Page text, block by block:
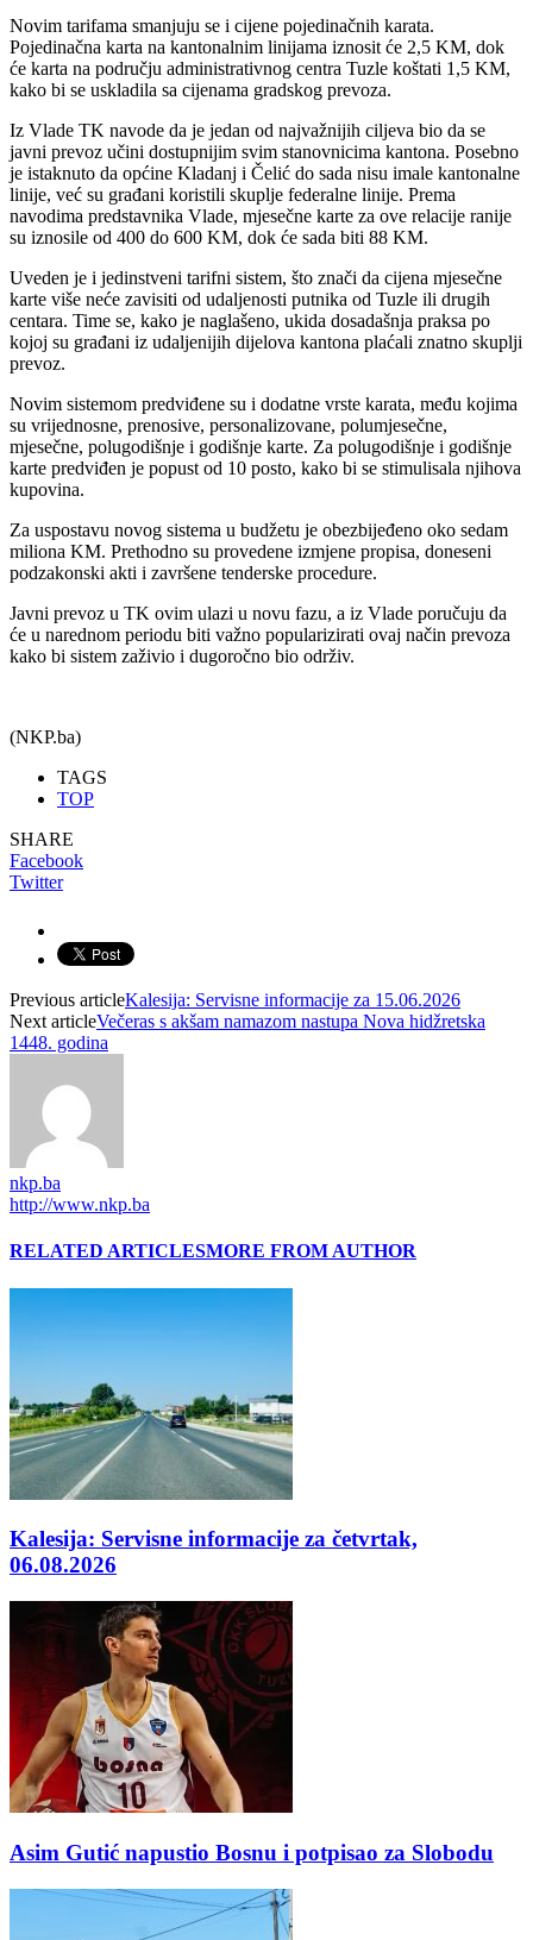
Novim tarifama smanjuju se i cijene pojedinačnih karata.
Pojedinačna karta na kantonalnim linijama iznosit će 2,5 KM, dok
će karta na području administrativnog centra Tuzle koštati 1,5 KM,
kako bi se uskladila sa cijenama gradskog prevoza.
Iz Vlade TK navode da je jedan od najvažnijih ciljeva bio da se
javni prevoz učini dostupnijim svim stanovnicima kantona. Posebno
je istaknuto da općine Kladanj i Čelić do sada nisu imale kantonalne
linije, već su građani koristili skuplje federalne linije. Prema
navodima predstavnika Vlade, mjesečne karte za ove relacije ranije
su iznosile od 400 do 600 KM, dok će sada biti 88 KM.
Uveden je i jedinstveni tarifni sistem, što znači da cijena mjesečne
karte više neće zavisiti od udaljenosti putnika od Tuzle ili drugih
centara. Time se, kako je naglašeno, ukida dosadašnja praksa po
kojoj su građani iz udaljenijih dijelova kantona plaćali znatno skuplji
prevoz.
Novim sistemom predviđene su i dodatne vrste karata, među kojima
su vrijednosne, prenosive, personalizovane, polumjesečne,
mjesečne, polugodišnje i godišnje karte. Za polugodišnje i godišnje
karte predviđen je popust od 10 posto, kako bi se stimulisala njihova
kupovina.
Za uspostavu novog sistema u budžetu je obezbijeđeno oko sedam
miliona KM. Prethodno su provedene izmjene propisa, doneseni
podzakonski akti i završene tenderske procedure.
Javni prevoz u TK ovim ulazi u novu fazu, a iz Vlade poručuju da
će u narednom periodu biti važno popularizirati ovaj način prevoza
kako bi sistem zaživio i dugoročno bio održiv.
(NKP.ba)
TAGS
TOP
SHARE
Facebook
Twitter
Previous articleKalesija: Servisne informacije za 15.06.2026
Next articleVečeras s akšam namazom nastupa Nova hidžretska
1448. godina
nkp.ba
http://www.nkp.ba
RELATED ARTICLESMORE FROM AUTHOR
Kalesija: Servisne informacije za četvrtak,
06.08.2026
Asim Gutić napustio Bosnu i potpisao za Slobodu